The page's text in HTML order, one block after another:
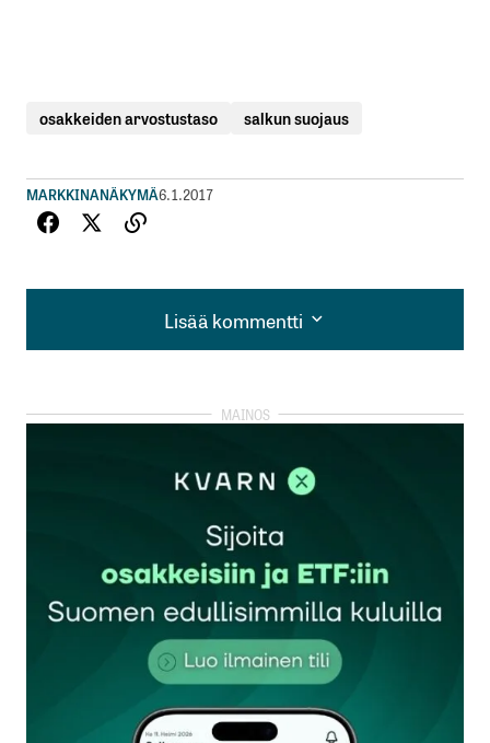
osakkeiden arvostustaso salkun suojaus
MARKKINANÄKYMÄ6.1.2017
Lisää kommentti
Lisää kommentti
kirjautua
rekisteröityä
Sähköpostiosoitettasi ei julkaista.Pakolliset
kentät on merkitty*
Kommentti*